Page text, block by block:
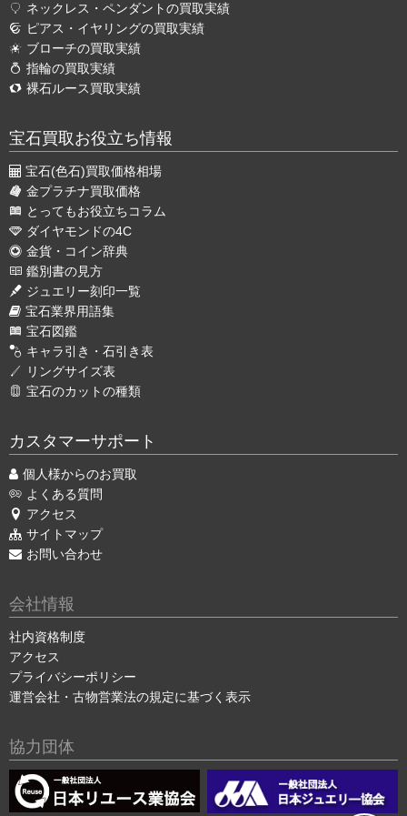
ネックレス・ペンダントの買取実績
ピアス・イヤリングの買取実績
ブローチの買取実績
指輪の買取実績
裸石ルース買取実績
宝石買取お役立ち情報
宝石(色石)買取価格相場
金プラチナ買取価格
とってもお役立ちコラム
ダイヤモンドの4C
金貨・コイン辞典
鑑別書の見方
ジュエリー刻印一覧
宝石業界用語集
宝石図鑑
キャラ引き・石引き表
リングサイズ表
宝石のカットの種類
カスタマーサポート
個人様からのお買取
よくある質問
アクセス
サイトマップ
お問い合わせ
会社情報
社内資格制度
アクセス
プライバシーポリシー
運営会社・古物営業法の規定に基づく表示
協力団体